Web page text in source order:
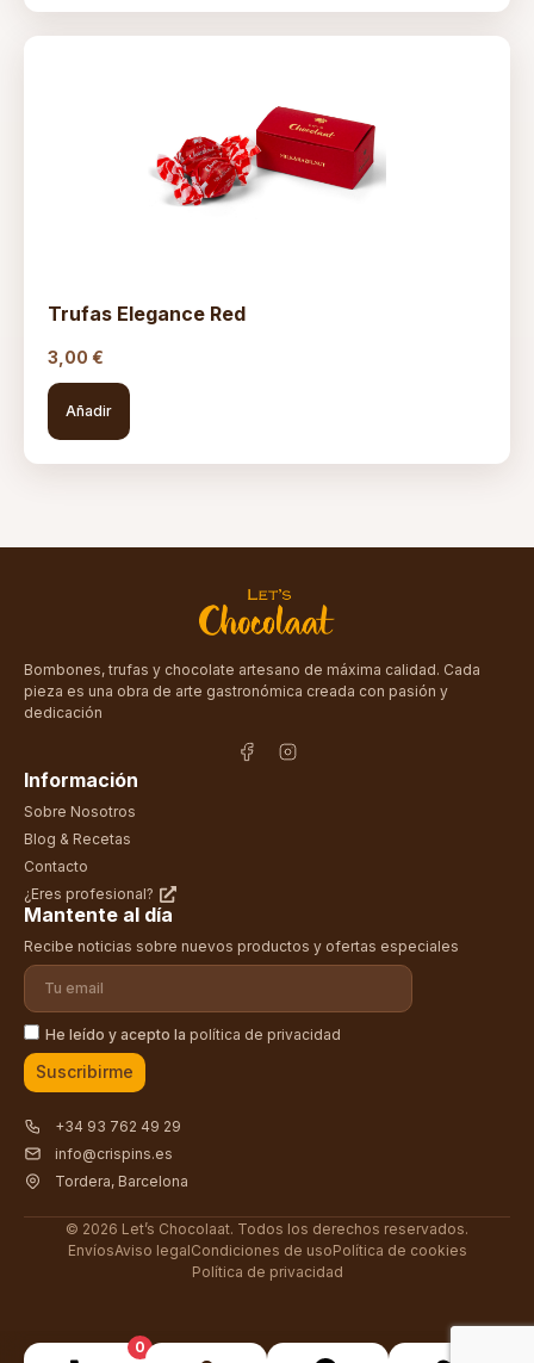
Trufas Elegance Red
3,00 €
Añadir
Bombones, trufas y chocolate artesano de máxima calidad. Cada
pieza es una obra de arte gastronómica creada con pasión y
dedicación
Información
Sobre Nosotros
Blog & Recetas
Contacto
¿Eres profesional?
Mantente al día
Recibe noticias sobre nuevos productos y ofertas especiales
He leído y acepto la política de privacidad
Suscribirme
+34 93 762 49 29
info@crispins.es
Tordera, Barcelona
© 2026 Let’s Chocolaat. Todos los derechos reservados.
EnvíosAviso legalCondiciones de usoPolítica de cookies
Política de privacidad
0